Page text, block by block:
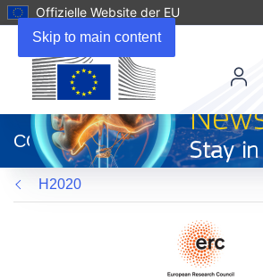
Skip to main content
Offizielle Website der EU
neuem
Fenster)
CORDIS
H2020